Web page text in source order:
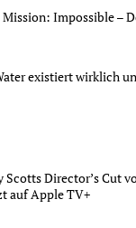
Impossible –
existiert wirklich
Scotts Director’s Cut
auf Apple TV+